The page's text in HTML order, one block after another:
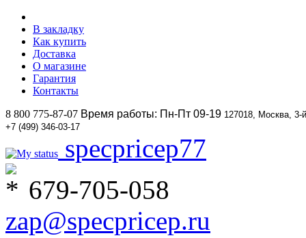
В закладку
Как купить
Доставка
О магазине
Гарантия
Контакты
8 800 775-87-07 Время работы: Пн-Пт 09-19 127018, Москва,
+7 (499) 346-03-17
specpricep77
679-705-058
zap@specpricep.ru